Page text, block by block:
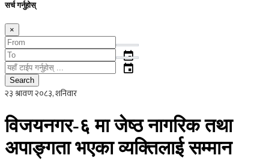
सर्च गर्नुहोस्
×
event
event
Search
विजयनगर-६ मा जेष्ठ नागरिक तथा
अपाङ्गता भएका व्यक्तिलाई सम्मान